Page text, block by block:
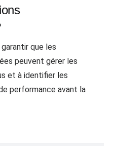
que les
peuvent gérer les
et à identifier les
performance avant la